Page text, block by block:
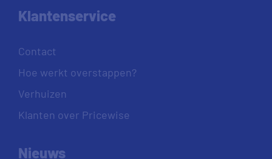
Klantenservice
Contact
Hoe werkt overstappen?
Verhuizen
Klanten over Pricewise
Nieuws